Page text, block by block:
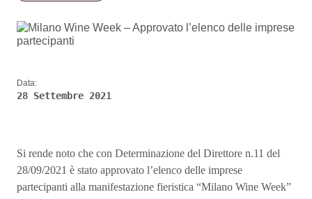
Data:
28 Settembre 2021
Si rende noto che con Determinazione del Direttore n.11 del
28/09/2021 è stato approvato l’elenco delle imprese
partecipanti alla manifestazione fieristica “Milano Wine Week”